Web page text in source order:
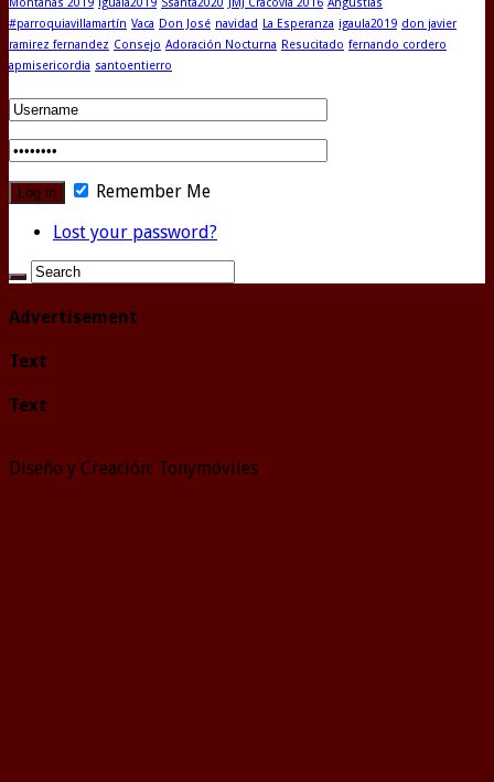
Montañas 2019 iguala2019 Ssanta2020 JMJ Cracovia 2016 Angustias
#parroquiavillamartín Vaca Don José navidad La Esperanza igaula2019 don javier
ramirez fernandez Consejo Adoración Nocturna Resucitado fernando cordero
apmisericordia santoentierro
Remember Me
Lost your password?
Advertisement
Text
Text
Diseño y Creación: Tonymóviles